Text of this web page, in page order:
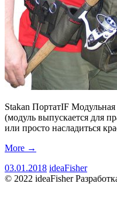
Stakan ПортатIF
(модуль выпускается для
или просто насладиться
More →
03.01.2018 ideaFisher
© 2022 ideaFisher